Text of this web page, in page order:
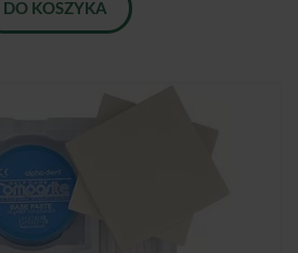
DO KOSZYKA